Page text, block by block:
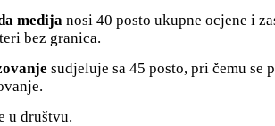
medija nosi 40 posto ukupne ocjene i
bez granica.
sudjeluje sa 45 posto, pri čemu se
u društvu.